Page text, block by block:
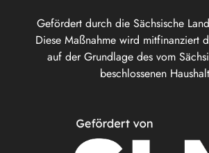
Gefördert durch die Sächsische
Diese Maßnahme wird mitfinanziert
auf der Grundlage des vom
beschlossenen